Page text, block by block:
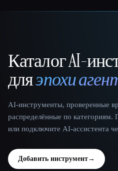
That AI Collection
Каталог AI-
дляэпохи
AI-инструменты, проверенные
распределённые по категориям.
или подключите AI-ассистента
Добавить инструмент→